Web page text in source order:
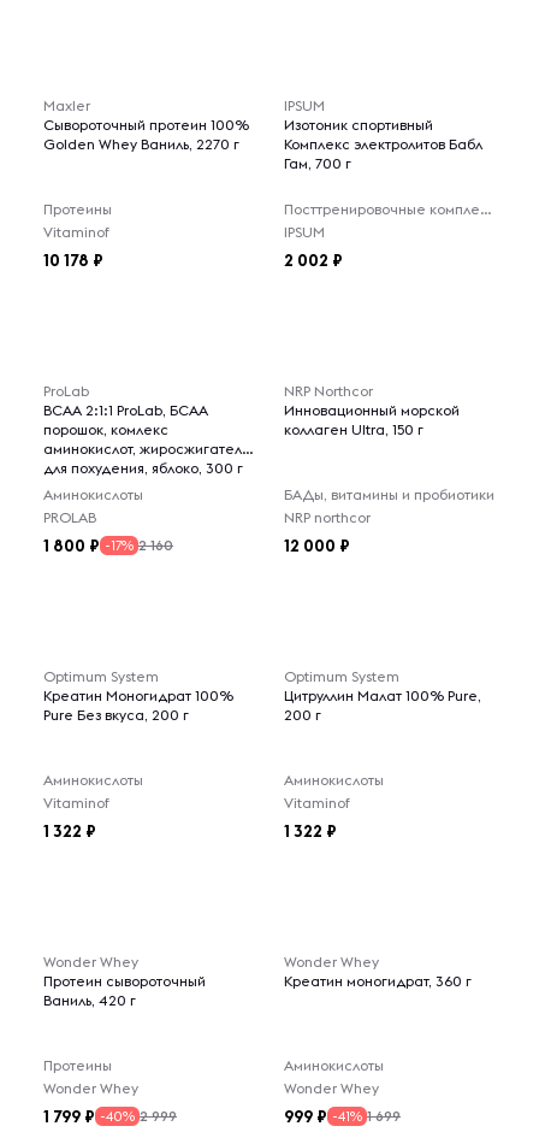
Maxler
Сывороточный протеин 100%
Golden Whey Ваниль, 2270 г
Протеины
Vitaminof
10 178
IPSUM
Изотоник спортивный
Комплекс электролитов Бабл
Гам, 700 г
Посттренировочные комплексы
IPSUM
2 002
ProLab
BCAA 2:1:1 ProLab, БСАА
порошок, комлекс
аминокислот, жиросжигатель
для похудения, яблоко, 300 г
Аминокислоты
PROLAB
1 800 -17% 2 160
NRP Northcor
Инновационный морской
коллаген Ultra, 150 г
БАДы, витамины и пробиотики
NRP northcor
12 000
Optimum System
Креатин Моногидрат 100%
Pure Без вкуса, 200 г
Аминокислоты
Vitaminof
1 322
Optimum System
Цитруллин Малат 100% Pure,
200 г
Аминокислоты
Vitaminof
1 322
Wonder Whey
Протеин сывороточный
Ваниль, 420 г
Протеины
Wonder Whey
1 799 -40% 2 999
Wonder Whey
Креатин моногидрат, 360 г
Аминокислоты
Wonder Whey
999 -41% 1 699